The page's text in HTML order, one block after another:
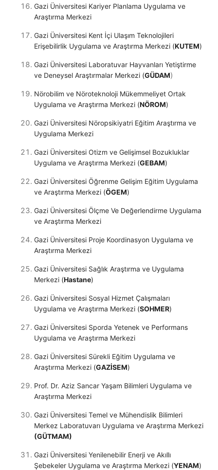
Gazi Üniversitesi Kariyer Planlama Uygulama ve
Araştırma Merkezi
Gazi Üniversitesi Kent İçi Ulaşım Teknolojileri
Erişebilirlik Uygulama ve Araştırma Merkezi (KUTEM)
Gazi Üniversitesi Laboratuvar Hayvanları Yetiştirme
ve Deneysel Araştırmalar Merkezi (GÜDAM)
Nörobilim ve Nöroteknoloji Mükemmeliyet Ortak
Uygulama ve Araştırma Merkezi (NÖROM)
Gazi Üniversitesi Nöropsikiyatri Eğitim Araştırma ve
Uygulama Merkezi
Gazi Üniversitesi Otizm ve Gelişimsel Bozukluklar
Uygulama ve Araştırma Merkezi (GEBAM)
Gazi Üniversitesi Öğrenme Gelişim Eğitim Uygulama
ve Araştırma Merkezi (ÖGEM)
Gazi Üniversitesi Ölçme Ve Değerlendirme Uygulama
ve Araştırma Merkezi
Gazi Üniversitesi Proje Koordinasyon Uygulama ve
Araştırma Merkezi
Gazi Üniversitesi Sağlık Araştırma ve Uygulama
Merkezi (Hastane)
Gazi Üniversitesi Sosyal Hizmet Çalışmaları
Uygulama ve Araştırma Merkezi (SOHMER)
Gazi Üniversitesi Sporda Yetenek ve Performans
Uygulama ve Araştırma Merkezi
Gazi Üniversitesi Sürekli Eğitim Uygulama ve
Araştırma Merkezi (GAZİSEM)
Prof. Dr. Aziz Sancar Yaşam Bilimleri Uygulama ve
Araştırma Merkezi
Gazi Üniversitesi Temel ve Mühendislik Bilimleri
Merkez Laboratuvarı Uygulama ve Araştırma Merkezi
(GÜTMAM)
Gazi Üniversitesi Yenilenebilir Enerji ve Akıllı
Şebekeler Uygulama ve Araştırma Merkezi (YENAM)